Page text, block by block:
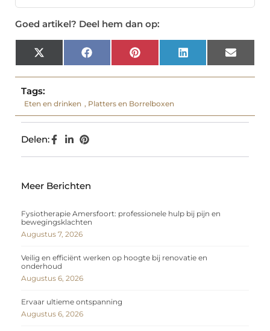
Goed artikel? Deel hem dan op:
X
(Twitter)
Facebook Pinterest LinkedIn Email
Tags:
Eten en drinken , Platters en Borrelboxen
Delen:
Meer Berichten
Fysiotherapie Amersfoort: professionele hulp bij pijn en
bewegingsklachten
Augustus 7, 2026
Veilig en efficiënt werken op hoogte bij renovatie en
onderhoud
Augustus 6, 2026
Ervaar ultieme ontspanning
Augustus 6, 2026